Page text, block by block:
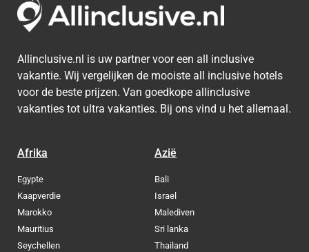
Allinclusive.nl is uw partner voor een all inclusive
vakantie. Wij vergelijken de mooiste all inclusive hotels
voor de beste prijzen. Van goedkope allinclusive
vakanties tot ultra vakanties. Bij ons vind u het allemaal.
Afrika
Egypte
Kaapverdie
Marokko
Mauritius
Seychellen
Azië
Bali
Israel
Malediven
Sri lanka
Thailand